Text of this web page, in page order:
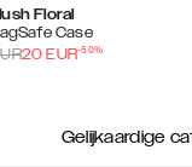
Floral
Case
20 EUR-50%
Gelijkaardige